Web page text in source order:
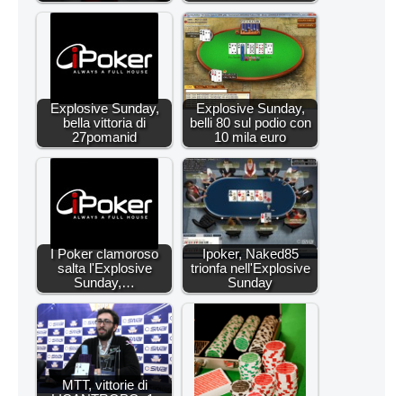
Explosive Sunday,
bella vittoria di
27pomanid
Explosive Sunday,
belli 80 sul podio con
10 mila euro
I Poker clamoroso
salta l'Explosive
Sunday,…
Ipoker, Naked85
trionfa nell'Explosive
Sunday
MTT, vittorie di